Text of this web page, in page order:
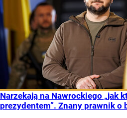
Narzekają na Nawrockiego „jak
prezydentem”. Znany prawnik o